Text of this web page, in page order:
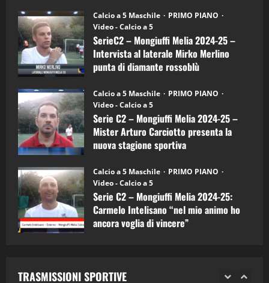
6)
–
Intervista
a
mister
Arturo
Carciotto
(Mongiuffi
Calcio a 5 Maschile
PRIMO PIANO
Video - Calcio a 5
SerieC2 – Mongiuffi Melia 2024-25 –
Intervista al laterale Mirko Merlino
punta di diamante rossoblù
Calcio a 5 Maschile
PRIMO PIANO
Video - Calcio a 5
Serie C2 – Mongiuffi Melia 2024-25 –
Mister Arturo Carciotto presenta la
nuova stagione sportiva
Calcio a 5 Maschile
PRIMO PIANO
Video - Calcio a 5
Serie C2 – Mongiuffi Melia 2024-25:
Carmelo Intelisano “nel mio animo ho
ancora voglia di vincere”
TRASMISSIONI SPORTIVE
5
“SportEmpire” in Podcast: 26^ Puntata
(Martedi 07 Aprile 2026)
08/04/2026
1
“SportEmpire” in Podcast: 30^ Puntata
(Martedi 05 Maggio 2026)
08/05/2026
2
“SportEmpire” in Podcast: 29^ Puntata
(Martedi 28 Aprile 2026)
28/04/2026
21/04/2026